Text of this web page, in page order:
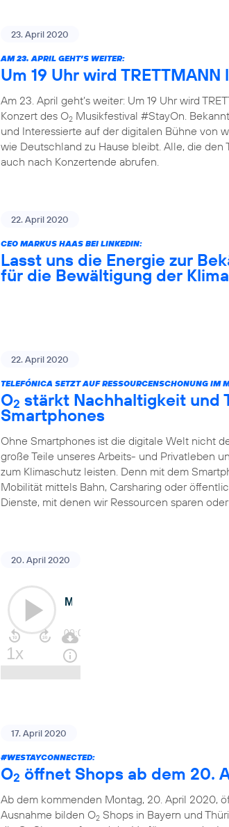
23. April 2020
AM 23. APRIL GEHT’S WEITER:
Um 19 Uhr wird
Am 23. April geht’s weiter: Um 19 Uhr wird
Konzert des O2 Musikfestival #StayOn.
und Interessierte auf der digitalen Bühne von
wie Deutschland zu Hause bleibt. Alle, die
auch nach Konzertende abrufen.
22. April 2020
CEO MARKUS HAAS BEI LINKEDIN:
Lasst uns die Energie zur
für die Bewältigung der
22. April 2020
TELEFÓNICA SETZT AUF RESSOURCENSCHONUNG IM
O2 stärkt Nachhaltigkeit und
Smartphones
Ohne Smartphones ist die digitale Welt nicht
große Teile unseres Arbeits- und Privatleben
zum Klimaschutz leisten. Denn mit dem
Mobilität mittels Bahn, Carsharing oder
Dienste, mit denen wir Ressourcen sparen
20. April 2020
17. April 2020
#WESTAYCONNECTED:
O2 öffnet Shops ab dem 20.
Ab dem kommenden Montag, 20. April 2020,
Ausnahme bilden O2 Shops in Bayern und